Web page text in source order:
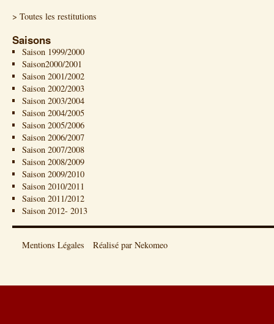
> Toutes les restitutions
Saisons
Saison 1999/2000
Saison2000/2001
Saison 2001/2002
Saison 2002/2003
Saison 2003/2004
Saison 2004/2005
Saison 2005/2006
Saison 2006/2007
Saison 2007/2008
Saison 2008/2009
Saison 2009/2010
Saison 2010/2011
Saison 2011/2012
Saison 2012- 2013
Mentions Légales Réalisé par Nekomeo